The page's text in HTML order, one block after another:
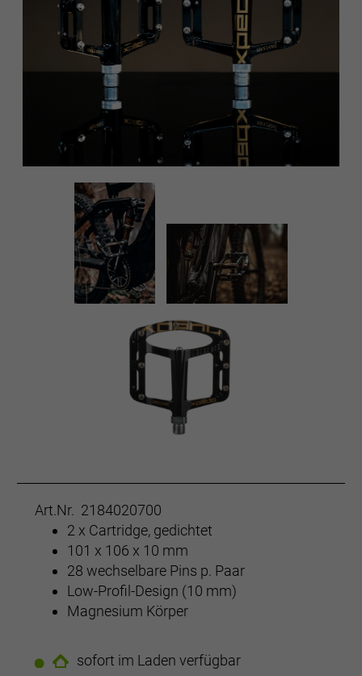
Art.Nr. 2184020700
2 x Cartridge, gedichtet
101 x 106 x 10 mm
28 wechselbare Pins p. Paar
Low-Profil-Design (10 mm)
Magnesium Körper
sofort im Laden verfügbar